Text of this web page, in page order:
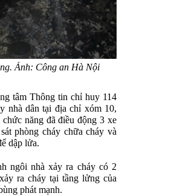
Ảnh: Công an Hà Nội
tâm Thông tin chỉ huy 114
nhà dân tại địa chỉ xóm 10,
năng đã điều động 3 xe
phòng cháy chữa cháy và
dập lửa.
ngôi nhà xảy ra cháy có 2
ra cháy tại tầng lửng của
phát mạnh.